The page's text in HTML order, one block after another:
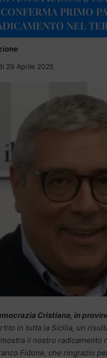
PRIMO
NEL
29 Aprile 2025
Cristiana, in
in tutta la Sicilia, un
il nostro radicamento
Fidone, che ringrazio